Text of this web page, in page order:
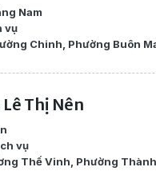
Nam
vụ
Chinh, Phường Buôn
Thị Nên
vụ
Thế Vinh, Phường